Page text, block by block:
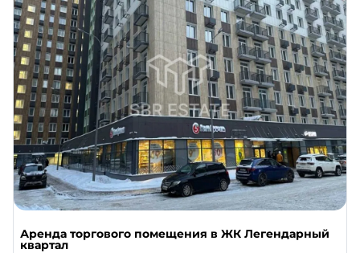
Аренда торгового помещения в ЖК Легендарный
квартал